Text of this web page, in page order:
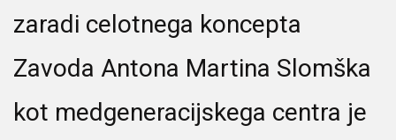
zaradi celotnega koncepta
Zavoda Antona Martina Slomška
kot medgeneracijskega centra je